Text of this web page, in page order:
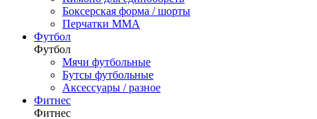
Боксерская форма / шорты
Перчатки ММА
Футбол
Футбол
Мячи футбольные
Бутсы футбольные
Аксессуары / разное
Фитнес
Фитнес